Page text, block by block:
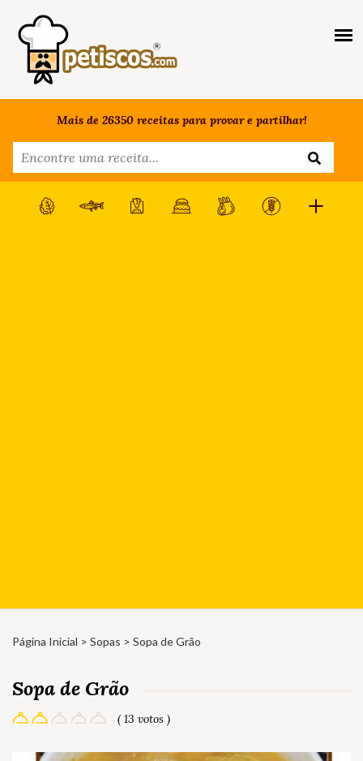
Mais de 26350 receitas para provar e partilhar!
Página Inicial > Sopas > Sopa de Grão
Sopa de Grão
( 13 votos )